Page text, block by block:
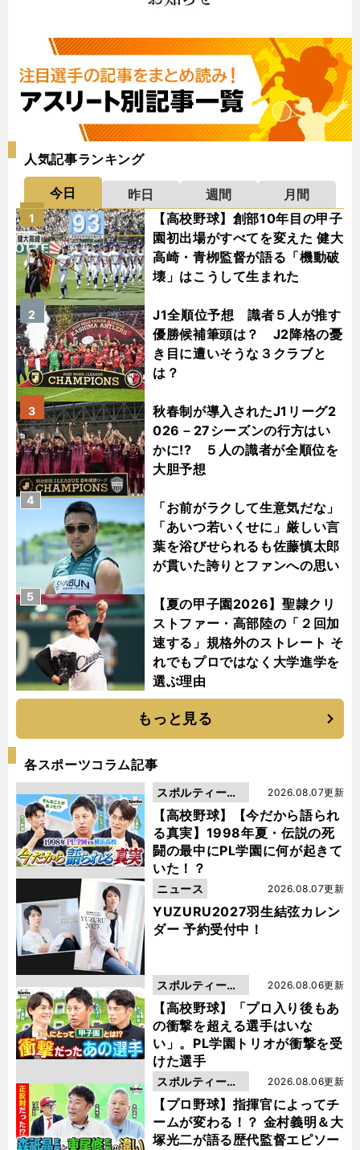
人気記事ランキング
今日 昨日 週間
月間
【高校野球】創部10年目の甲子
園初出場がすべてを変えた 健大
高崎・青栁監督が語る「機動破
壊」はこうして生まれた
1
J1全順位予想 識者５人が推す
優勝候補筆頭は？ J2降格の憂
き目に遭いそうな３クラブと
は？
2
秋春制が導入されたJ1リーグ2
026－27シーズンの行方はい
かに!? ５人の識者が全順位を
大胆予想
3
「お前がラクして生意気だな」
「あいつ若いくせに」厳しい言
葉を浴びせられるも佐藤慎太郎
が貫いた誇りとファンへの思い
4
【夏の甲子園2026】聖隷クリ
ストファー・高部陸の「２回加
速する」規格外のストレート そ
れでもプロではなく大学進学を
選ぶ理由
5
もっと見る
各スポーツコラム記事
【高校野球】【今だから語られ
る真実】1998年夏・伝説の死
闘の最中にPL学園に何が起きて
いた！？
2026.08.07更新
スポルティーバ
動画
YUZURU2027羽生結弦カレン
ダー 予約受付中！
2026.08.07更新
ニュース
【高校野球】「プロ入り後もあ
の衝撃を超える選手はいな
い」。PL学園トリオが衝撃を受
けた選手
2026.08.06更新
スポルティーバ
動画
【プロ野球】指揮官によってチ
ームが変わる！？ 金村義明＆大
塚光二が語る歴代監督エピソー
2026.08.06更新
スポルティーバ
動画